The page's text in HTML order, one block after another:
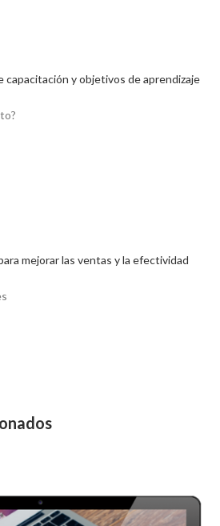
capacitación y objetivos de aprendizaje
mejorar las ventas y la efectividad